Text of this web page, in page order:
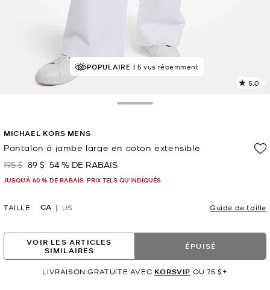
POPULAIRE ! 5 vus récemment
5.0
MICHAEL KORS MENS
Pantalon à jambe large en coton extensible
était
195 $ maintenant
89 $ 54 % DE RABAIS
JUSQU’À 60 % DE RABAIS. PRIX TELS QU'INDIQUÉS
TAILLE CA US Guide de taille
VOIR LES ARTICLES
SIMILAIRES
ÉPUISÉ
LIVRAISON GRATUITE AVEC KORSVIP OU 75 $+